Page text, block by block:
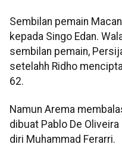
Sembilan pemain
kepada Singo Edan.
sembilan pemain,
setelahh Ridho
62.
Namun Arema
dibuat Pablo De
diri Muhammad Ferarri.